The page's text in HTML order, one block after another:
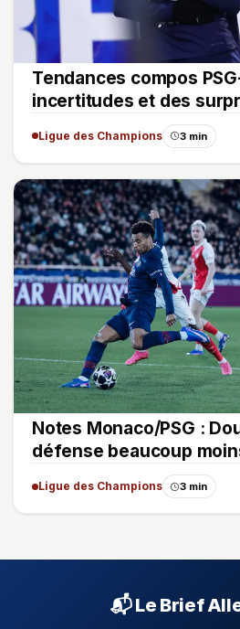
Tendances compos
incertitudes et des
Ligue des Champions 3 min
Notes Monaco/PSG :
défense beaucoup
Ligue des Champions 3 min
📬 Le Brief